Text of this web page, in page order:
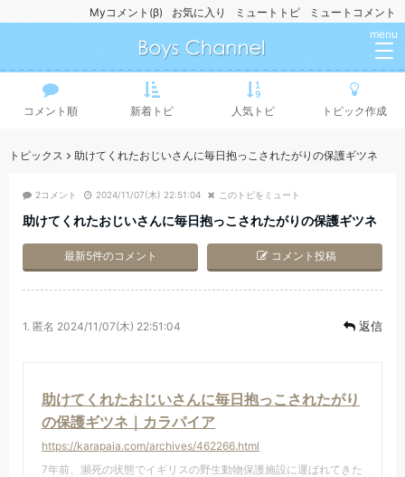
ミュートコメント
ミュートトピ
お気に入り
Myコメント(β)
menu
コメント順 新着トピ 人気トピ トピック作成
トピックス 助けてくれたおじいさんに毎日抱っこされたがりの保護ギツネ
2コメント 2024/11/07(木) 22:51:04 このトピをミュート
助けてくれたおじいさんに毎日抱っこされたがりの保護ギツネ
コメント投稿
最新5件のコメント
1. 匿名 2024/11/07(木) 22:51:04 返信
助けてくれたおじいさんに毎日抱っこされたがり
の保護ギツネ｜カラパイア
https://karapaia.com/archives/462266.html
7年前、瀕死の状態でイギリスの野生動物保護施設に運ばれてきた